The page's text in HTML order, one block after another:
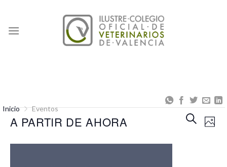
content
Inicio Eventos
BUSCAR
FOTO
A PARTIR DE AHORA